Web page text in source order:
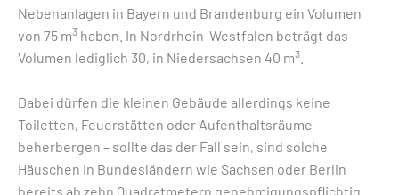
Nebenanlagen in Bayern und Brandenburg ein Volumen
von 75 m3 haben. In Nordrhein-Westfalen beträgt das
Volumen lediglich 30, in Niedersachsen 40 m3
Dabei dürfen die kleinen Gebäude allerdings keine
Toiletten, Feuerstätten oder Aufenthaltsräume
beherbergen – sollte das der Fall sein, sind solche
Häuschen in Bundesländern wie Sachsen oder Berlin
bereits ab zehn Quadratmetern genehmigungspflichtig.